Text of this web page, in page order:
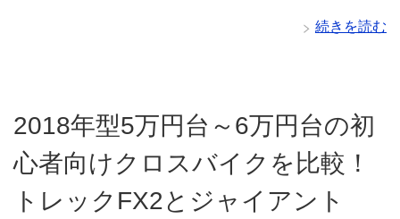
続きを読む
2018年型5万円台～6万円台の初
心者向けクロスバイクを比較！
トレックFX2とジャイアント